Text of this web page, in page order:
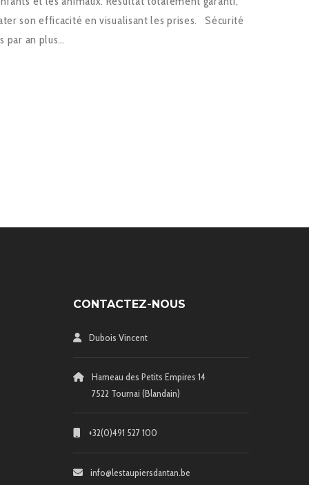
son efficacité en visualisant les prises. Sécurité
par an plus…
CONTACTEZ-NOUS
Dubois Vincent
Hameau des Petits Empires 14
7522 Tournai (Blandain)
+32(0)491 527 100
info@lestaupiersdantan.be